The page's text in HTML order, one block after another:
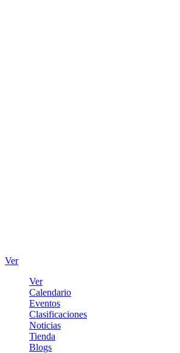
Ver
Ver
Calendario
Eventos
Clasificaciones
Noticias
Tienda
Blogs